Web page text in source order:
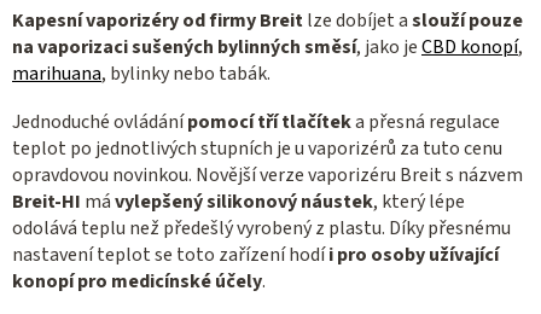
d
a
c
í
p
r
v
k
y
Kapesní vaporizéry od firmy Breitlze dobíjet aslouží pouze
na vaporizaci sušených bylinných směsí, jako jeCBD konopí,
marihuana, bylinky nebo tabák.
Jednoduché ovládánípomocí tří tlačíteka přesná regulace
teplot po jednotlivých stupních je u vaporizérů za tuto cenu
opravdovou novinkou. Novější verze vaporizéru Breit s názvem
Breit-HI mávylepšený silikonový náustek, který lépe
odolává teplu než předešlý vyrobený z plastu. Díky přesnému
nastavení teplot se toto zařízení hodíi pro osoby užívající
konopí pro medicínské účely.